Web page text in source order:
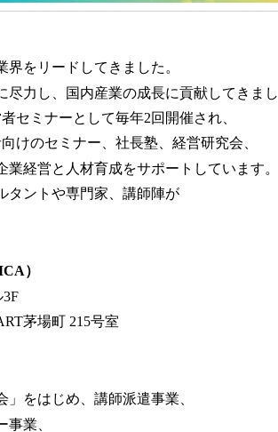
をリードしてきました。
力し、国内産業の成長に貢献してきまし
セミナーとして毎年2回開催され、
けのセミナー、社長塾、経営研究会、
経営と人材育成をサポートしています。
タントや専門家、講師陣が
）
3F
茅場町 215号室
をはじめ、講師派遣事業、
業、